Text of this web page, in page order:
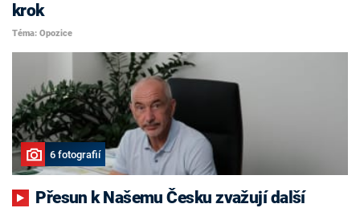
krok
Téma: Opozice
6 fotografií